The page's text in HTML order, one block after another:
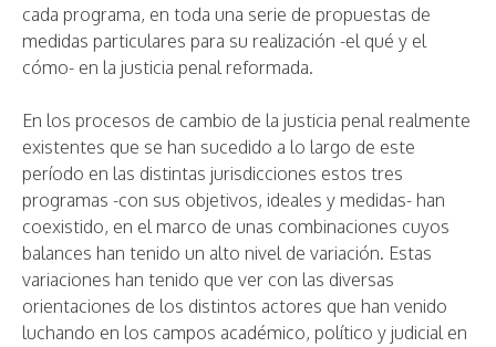
cada programa, en toda una serie de propuestas de
medidas particulares para su realización -el qué y el
cómo- en la justicia penal reformada.
En los procesos de cambio de la justicia penal realmente
existentes que se han sucedido a lo largo de este
período en las distintas jurisdicciones estos tres
programas -con sus objetivos, ideales y medidas- han
coexistido, en el marco de unas combinaciones cuyos
balances han tenido un alto nivel de variación. Estas
variaciones han tenido que ver con las diversas
orientaciones de los distintos actores que han venido
luchando en los campos académico, político y judicial en